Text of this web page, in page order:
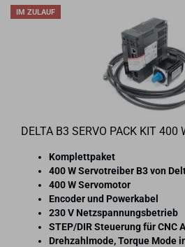
IM ZULAUF
DELTA B3 SERVO PACK KIT 400
Kom­plett­pa­ket
400 W Ser­vo­trei­ber B3 von
400 W Ser­vo­mo­tor
En­co­der und Powerka­bel
230 V Netz­span­nungs­be­trieb
STEP/DIR Steue­rung für CNC
Dreh­zahl­mo­de, Tor­que Mode